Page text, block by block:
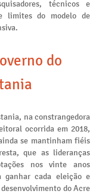
técnicos e
limites do modelo de
do
na constrangedora
ocorrida em 2018,
se mantinham fiéis
que as lideranças
nos vinte anos
ganhar cada eleição e
do Acre